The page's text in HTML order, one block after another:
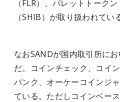
（FLR）、パレットトーク
（SHIB）が取り扱われてい
なおSANDが国内取引所に
だ。コインチェック、コイ
バンク、オーケーコインジ
ている。ただしコインベー